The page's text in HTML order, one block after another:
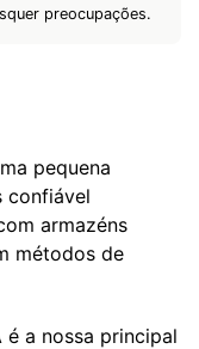
preocupações.
pequena
confiável
armazéns
métodos de
é a nossa principal